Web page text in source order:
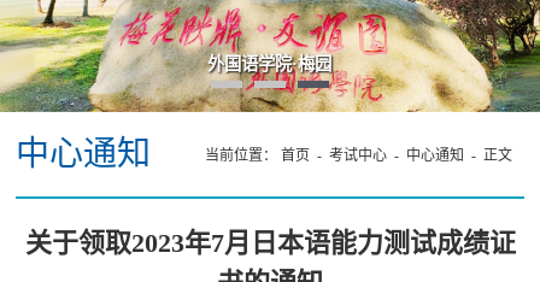
外国语学院·梅园
中心通知 当前位置： 首页 - 考试中心- 中心通知 - 正文
关于领取2023年7月日本语能力测试成绩证